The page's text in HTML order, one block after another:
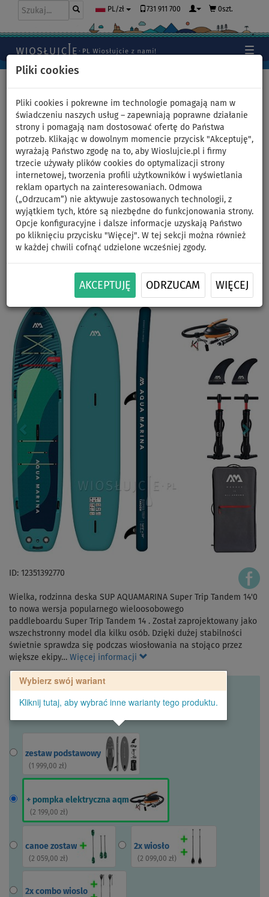
Pliki cookies
Pliki cookies i pokrewne im technologie pomagają nam w
świadczeniu naszych usług – zapewniają poprawne działanie
strony i pomagają nam dostosować ofertę do Państwa
potrzeb. Klikając w dowolnym momencie przycisk "Akceptuję",
wyrażają Państwo zgodę na to, aby Wioslujcie.pl i firmy
trzecie używały plików cookies do optymalizacji strony
internetowej, tworzenia profili użytkowników i wyświetlania
reklam opartych na zainteresowaniach. Odmowa
(„Odrzucam”) nie aktywuje zastosowanych technologii, z
wyjątkiem tych, które są niezbędne do funkcjonowania strony.
Opcje konfiguracyjne i dalsze informacje uzyskają Państwo
po kliknięciu przycisku "Więcej". W tej sekcji można również
w każdej chwili cofnąć udzielone wcześniej zgody.
AKCEPTUJĘ ODRZUCAM WIĘCEJ
PL/zł 731 911 700 0szt.
Deska SUP AQUA MARINA
Super Trip Tandem 14'0 -
pompowany paddleboard
model 2024 - wariant: start
zestaw
DO
DLA
DARMOWA
Next
ID: 12351392770
Wielka, rodzinna deska SUP AQUAMARINA Super Trip Tandem 14'0
to nowa wersja popularnego wieloosobowego
paddleboardu Super Trip Tandem 14 . Został zaprojektowany jako
wszechstronny model dla kilku osób. Dzięki dużej stabilności
świetnie sprawdza się podczas wiosłowania na stojąco przez
większe ekipy… Więcej informacji
Wybierz swój wariant
Kliknij tutaj, aby wybrać inne warianty tego produktu.
zestaw podstawowy
( 1 999,00 zł)
+ pompka elektryczna aqm
( 2 199,00 zł)
canoe zostaw
( 2 059,00 zł)
2x wiosło
( 2 099,00 zł)
2x combo wioslo